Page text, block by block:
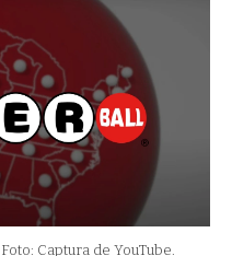
Foto: Captura de YouTube.